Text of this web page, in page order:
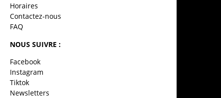
Horaires
Contactez-nous
FAQ
NOUS SUIVRE :
Facebook
Instagram
Tiktok
Newsletters